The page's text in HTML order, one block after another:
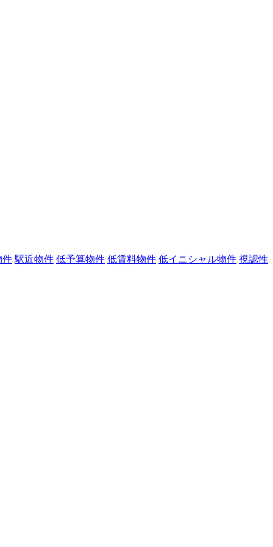
件 駅近物件 低予算物件 低賃料物件 低イニシャル物件 視認性